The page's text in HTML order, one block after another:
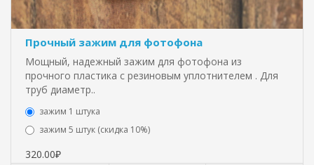
Прочный зажим для фотофона
Мощный, надежный зажим для фотофона из
прочного пластика с резиновым уплотнителем . Для
труб диаметр..
зажим 1 штука
зажим 5 штук (скидка 10%)
320.00₽